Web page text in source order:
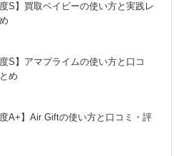
度S】買取ベイビーの使い方と実践レ
度S】アマプライムの使い方と口コ
め
度A+】Air Giftの使い方と口コミ・評